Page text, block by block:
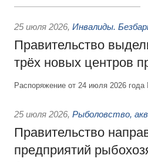
25 июля 2026, Инвалиды.
Правительство
трёх новых центров
Распоряжение от 24 июля 2026
25 июля 2026, Рыболовство,
Правительство
предприятий